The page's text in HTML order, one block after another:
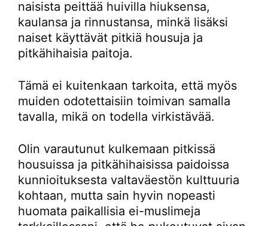
naisista peittää huivilla hiuksensa,
kaulansa ja rinnustansa, minkä lisäksi
naiset käyttävät pitkiä housuja ja
pitkähihaisia paitoja.
Tämä ei kuitenkaan tarkoita, että myös
muiden odotettaisiin toimivan samalla
tavalla, mikä on todella virkistävää.
Olin varautunut kulkemaan pitkissä
housuissa ja pitkähihaisissa paidoissa
kunnioituksesta valtaväestön kulttuuria
kohtaan, mutta sain hyvin nopeasti
huomata paikallisia ei-muslimeja